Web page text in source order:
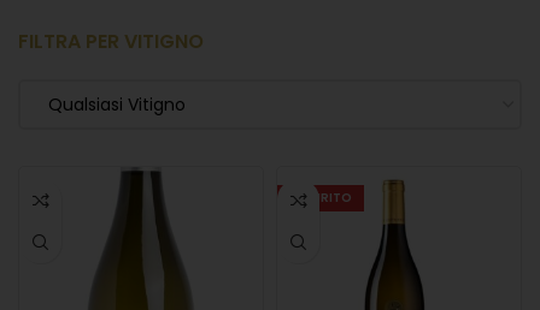
FILTRA PER VITIGNO
Qualsiasi Vitigno
ESAURITO